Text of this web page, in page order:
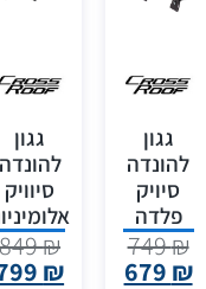
גגון
להונדה
סיויק
פלדה
749₪
679 ₪
גגון
להונדה
סיוויק
849₪
₪